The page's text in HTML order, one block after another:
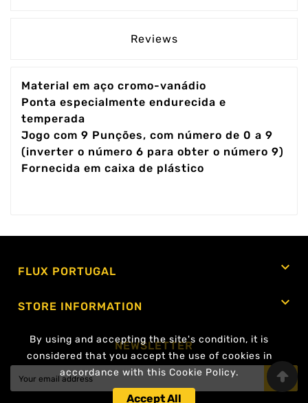
By using and accepting the site's condition, it is
considered that you accept the use of cookies in
accordance with this Cookie Policy.
Accept All
Reviews
Material em aço cromo-vanádio
Ponta especialmente endurecida e
temperada
Jogo com 9 Punções, com número de 0 a 9
(inverter o número 6 para obter o número 9)
Fornecida em caixa de plástico
FLUX PORTUGAL 
STORE INFORMATION 
NEWSLETTER
OK